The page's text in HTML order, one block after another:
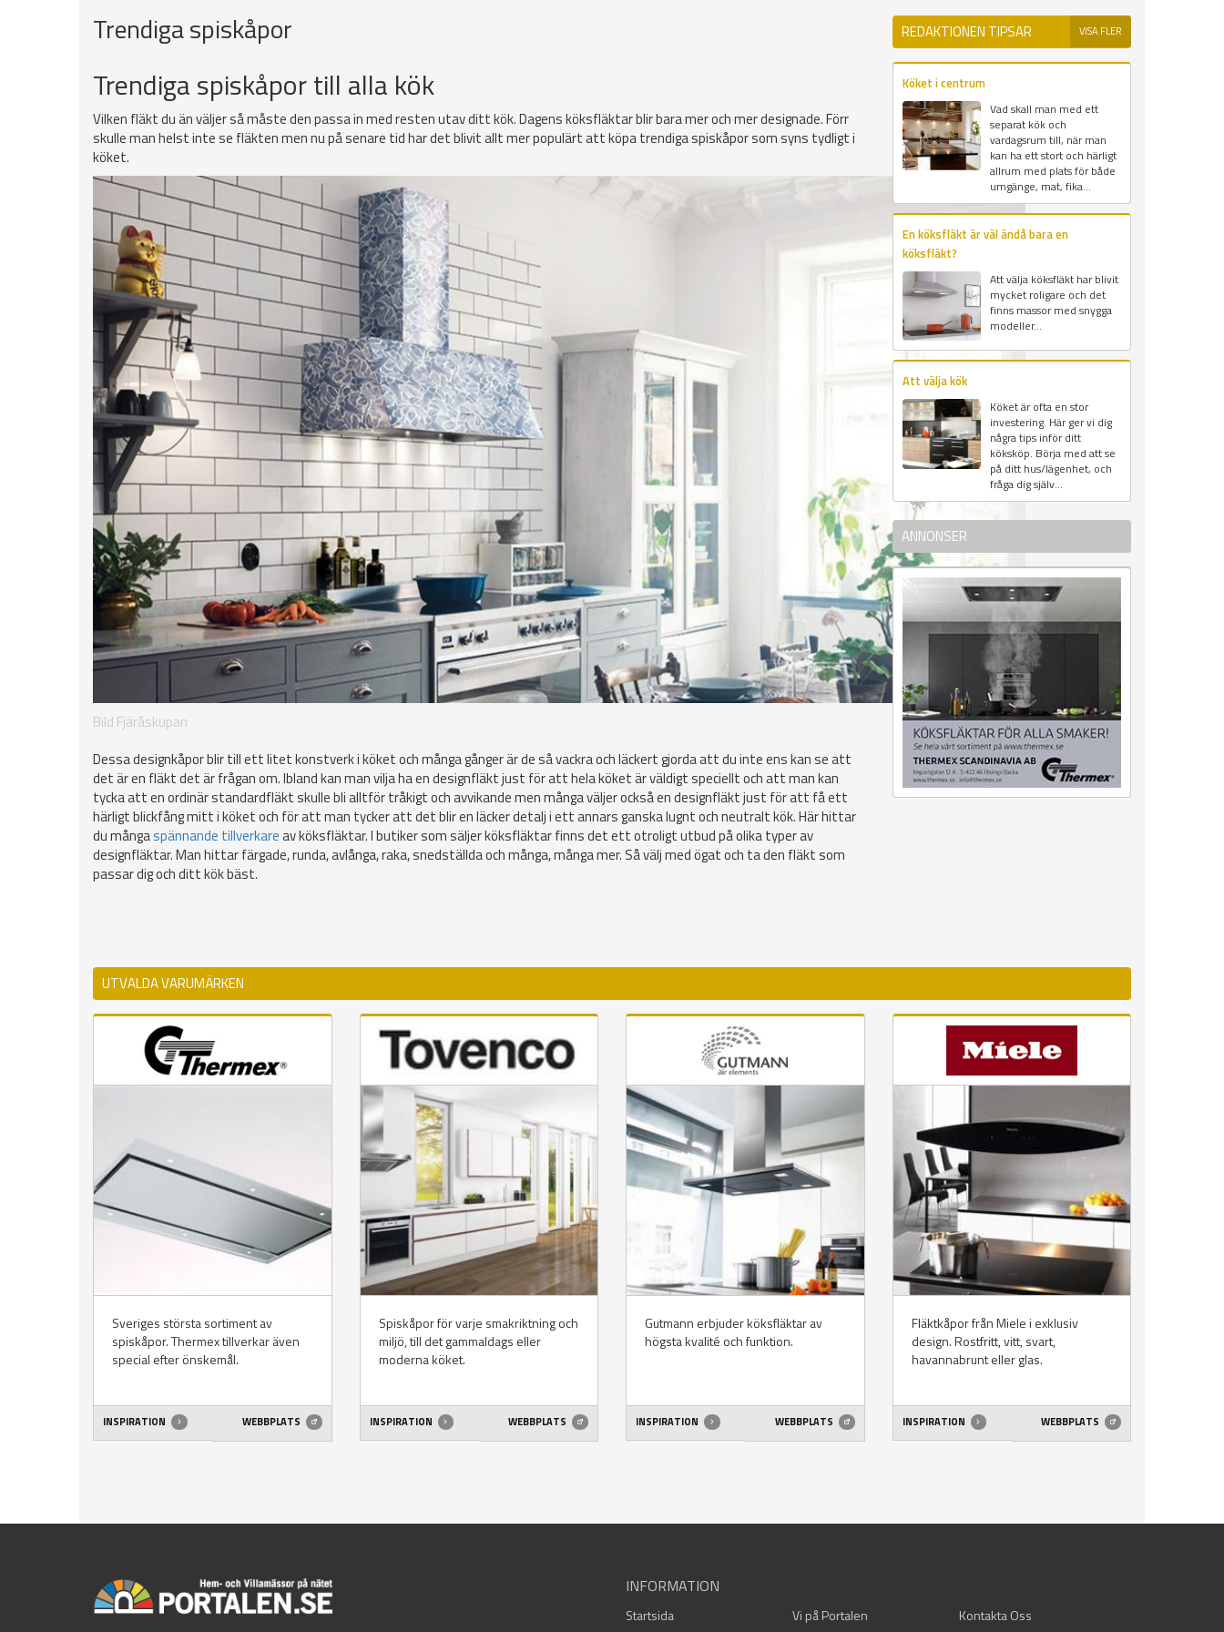
Trendiga spiskåpor
Trendiga spiskåpor till alla kök
Vilken fläkt du än väljer så måste den passa in med resten utav ditt kök. Dagens köksfläktar blir bara mer och mer designade. Förr
skulle man helst inte se fläkten men nu på senare tid har det blivit allt mer populärt att köpa trendiga spiskåpor som syns tydligt i
köket.
Bild Fjäråskupan
Dessa designkåpor blir till ett litet konstverk i köket och många gånger är de så vackra och läckert gjorda att du inte ens kan se att
det är en fläkt det är frågan om. Ibland kan man vilja ha en designfläkt just för att hela köket är väldigt speciellt och att man kan
tycka att en ordinär standardfläkt skulle bli alltför tråkigt och avvikande men många väljer också en designfläkt just för att få ett
härligt blickfång mitt i köket och för att man tycker att det blir en läcker detalj i ett annars ganska lugnt och neutralt kök. Här hittar
du mångaspännande tillverkareav köksfläktar. I butiker som säljer köksfläktar finns det ett otroligt utbud på olika typer av
designfläktar. Man hittar färgade, runda, avlånga, raka, snedställda och många, många mer. Så välj med ögat och ta den fläkt som
passar dig och ditt kök bäst.
REDAKTIONEN TIPSAR VISA FLER
Köket i centrum
Vad skall man med ett
separat kök och
vardagsrum till, när man
kan ha ett stort och härligt
allrum med plats för både
umgänge, mat, fika...
En köksfläkt är väl ändå bara en
köksfläkt?
Att välja köksfläkt har blivit
mycket roligare och det
finns massor med snygga
modeller...
Att välja kök
Köket är ofta en stor
investering. Här ger vi dig
några tips inför ditt
köksköp. Börja med att se
på ditt hus/lägenhet, och
fråga dig själv...
ANNONSER
UTVALDA VARUMÄRKEN
Sveriges största sortiment av
spiskåpor. Thermex tillverkar även
special efter önskemål.
INSPIRATION WEBBPLATS
Spiskåpor för varje smakriktning och
miljö, till det gammaldags eller
moderna köket.
INSPIRATION WEBBPLATS
Gutmann erbjuder köksfläktar av
högsta kvalité och funktion.
INSPIRATION WEBBPLATS
Fläktkåpor från Miele i exklusiv
design. Rostfritt, vitt, svart,
havannabrunt eller glas.
INSPIRATION WEBBPLATS
INFORMATION
Startsida Vi på Portalen Kontakta Oss